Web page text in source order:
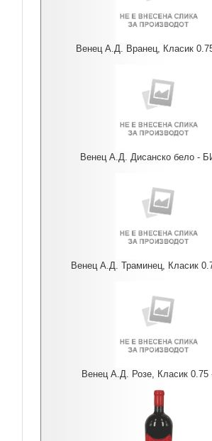
Венец А.Д. Вранец, Класик
Венец А.Д. Дисанско бело -
Венец А.Д. Траминец, Класик
Венец А.Д. Розе, Класик 0.75